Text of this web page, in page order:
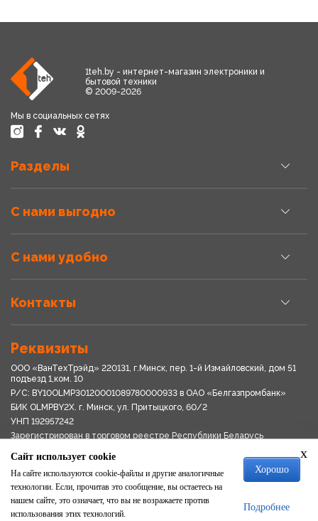
1teh.by - интернет-магазин электроники и
бытовой техники
© 2009-2026
Мы в социальных сетях
Разделы
С нами выгодно
С нами удобно
Контакты
Реквизиты
ООО «ВанТехТрэйд» 220131, г.Минск, пер. 1-й Измайловский, дом 51
подъезд 1,ком. 10
Р/С: BY10OLMP30120001089780000933 в OАО «Белгазпромбанк»
БИК OLMPBY2X. г. Минск, ул. Притыцкого, 60/2
УНП 192957242
Зарегистрирован в торговом реестре Республики Беларусь
Свидетельство о регистрации № 192957242выдано 18.08.2017
Мингориспоплком
Политика обработки персональных данных
Положение о системе видеонаблюдения
Политика в отношении обработки файлов cookie
x
Сайт использует cookie
На сайте используются cookie-файлы и другие аналогичные
технологии. Если, прочитав это сообщение, вы остаетесь на
нашем сайте, это означает, что вы не возражаете против
использования этих технологий.
Хорошо
Подробнее